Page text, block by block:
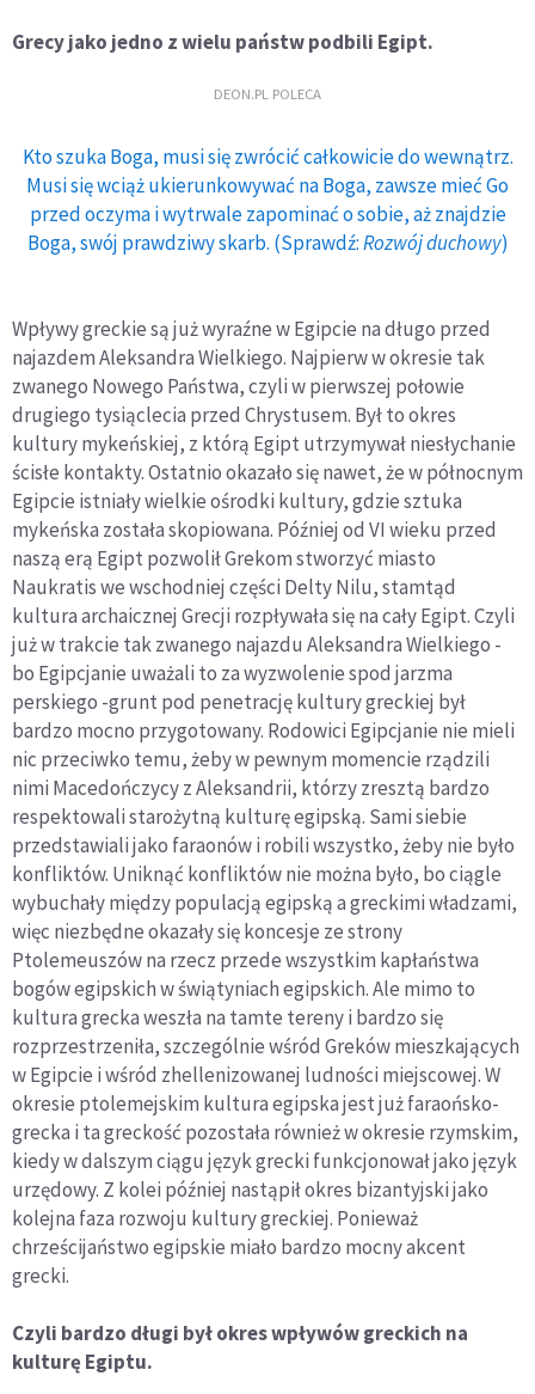
Grecy jako jedno z wielu państw podbili Egipt.
DEON.PL POLECA
Kto szuka Boga, musi się zwrócić całkowicie do wewnątrz.
Musi się wciąż ukierunkowywać na Boga, zawsze mieć Go
przed oczyma i wytrwale zapominać o sobie, aż znajdzie
Boga, swój prawdziwy skarb. (Sprawdź:Rozwój duchowy)
Wpływy greckie są już wyraźne w Egipcie na długo przed
najazdem Aleksandra Wielkiego. Najpierw w okresie tak
zwanego Nowego Państwa, czyli w pierwszej połowie
drugiego tysiąclecia przed Chrystusem. Był to okres
kultury mykeńskiej, z którą Egipt utrzymywał niesłychanie
ścisłe kontakty. Ostatnio okazało się nawet, że w północnym
Egipcie istniały wielkie ośrodki kultury, gdzie sztuka
mykeńska została skopiowana. Później od VI wieku przed
naszą erą Egipt pozwolił Grekom stworzyć miasto
Naukratis we wschodniej części Delty Nilu, stamtąd
kultura archaicznej Grecji rozpływała się na cały Egipt. Czyli
już w trakcie tak zwanego najazdu Aleksandra Wielkiego -
bo Egipcjanie uważali to za wyzwolenie spod jarzma
perskiego -grunt pod penetrację kultury greckiej był
bardzo mocno przygotowany. Rodowici Egipcjanie nie mieli
nic przeciwko temu, żeby w pewnym momencie rządzili
nimi Macedończycy z Aleksandrii, którzy zresztą bardzo
respektowali starożytną kulturę egipską. Sami siebie
przedstawiali jako faraonów i robili wszystko, żeby nie było
konfliktów. Uniknąć konfliktów nie można było, bo ciągle
wybuchały między populacją egipską a greckimi władzami,
więc niezbędne okazały się koncesje ze strony
Ptolemeuszów na rzecz przede wszystkim kapłaństwa
bogów egipskich w świątyniach egipskich. Ale mimo to
kultura grecka weszła na tamte tereny i bardzo się
rozprzestrzeniła, szczególnie wśród Greków mieszkających
w Egipcie i wśród zhellenizowanej ludności miejscowej. W
okresie ptolemejskim kultura egipska jest już faraońsko-
grecka i ta greckość pozostała również w okresie rzymskim,
kiedy w dalszym ciągu język grecki funkcjonował jako język
urzędowy. Z kolei później nastąpił okres bizantyjski jako
kolejna faza rozwoju kultury greckiej. Ponieważ
chrześcijaństwo egipskie miało bardzo mocny akcent
grecki.
Czyli bardzo długi był okres wpływów greckich na
kulturę Egiptu.